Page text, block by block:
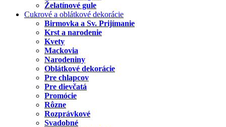
Želatínové gule
Cukrové a oblátkové dekorácie
Birmovka a Sv. Prijímanie
Krst a narodenie
Kvety
Mackovia
Narodeniny
Oblátkové dekorácie
Pre chlapcov
Pre dievčatá
Promócie
Rôzne
Rozprávkové
Svadobné